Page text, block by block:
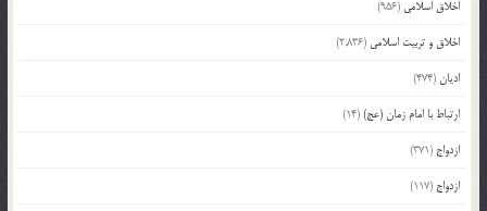
اخلاق اسلامی (956)
اخلاق و تربیت اسلامی (2,836)
ادیان(474)
ارتباط با امام زمان (عج)(14)
ازدواج (371)
ازدواج (117)